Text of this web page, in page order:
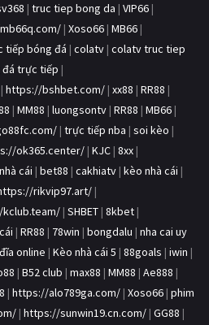
| truc tiep bong da | VIP66 |
| Xoso66 | MB66 |
tiếp bóng đá | colatv | colatv truc tiep
trực tiếp |
| https://bshbet.com/ | xx88 | RR88 |
| MM88 | luongsontv | RR88 | MB66 |
| trực tiếp nba | soi kèo |
ok365.center/ | KJC | 8xx |
cái | bet88 | cakhiatv | kèo nhà cái |
rikvip97.art/ |
| SHBET | 8kbet |
| RR88 | 78win | bongdalu | nha cai uy
online | Kèo nhà cái 5 | 88goals | iwin |
| B52 club | max88 | MM88 | Ae888 |
| https://alo789ga.com/ | Xoso66 | phim
| https://sunwin19.cn.com/ | GG88 |